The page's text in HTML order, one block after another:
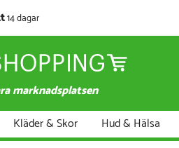
14 dagar
marknadsplatsen
Kläder & Skor Hud & Hälsa